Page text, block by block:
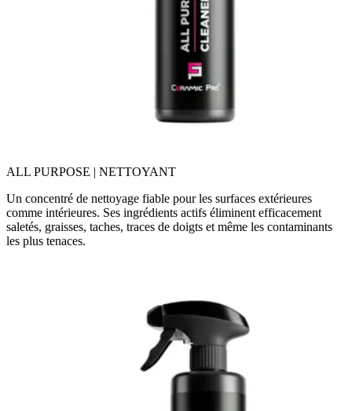
ALL PURPOSE | NETTOYANT
Un concentré de nettoyage fiable pour les surfaces extérieures
comme intérieures. Ses ingrédients actifs éliminent efficacement
saletés, graisses, taches, traces de doigts et même les contaminants
les plus tenaces.